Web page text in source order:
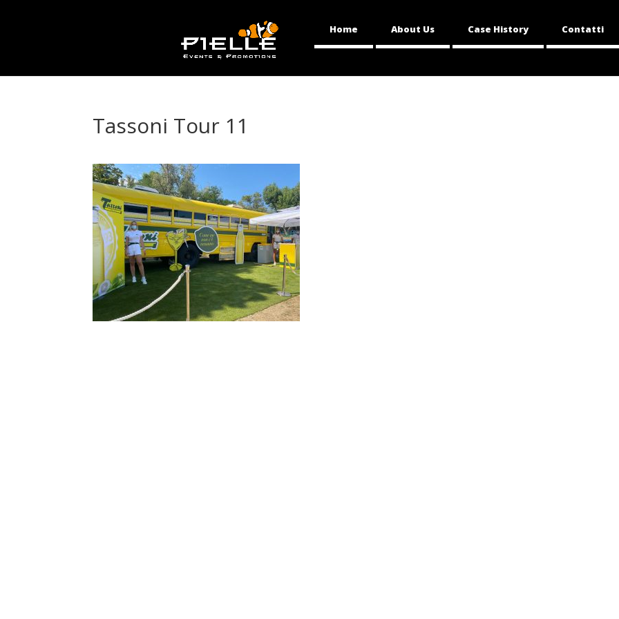
Home About Us Case History Contatti
Tassoni Tour 11